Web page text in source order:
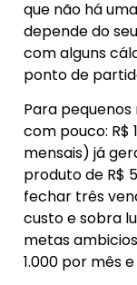
que não há
depende do
com alguns
ponto de
Para
com pouco: R$
mensais) já
produto de R$
fechar três
custo e sobra
metas
1.000 por mês